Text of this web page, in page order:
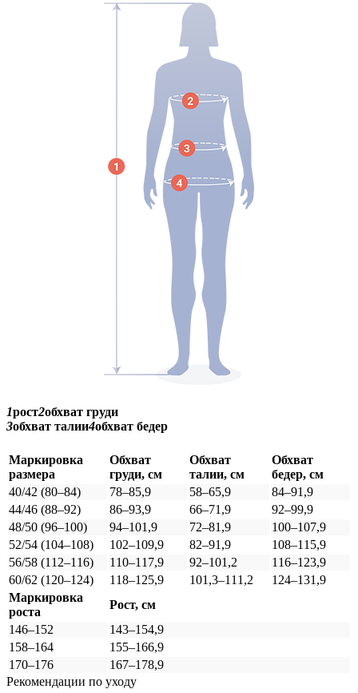
1рост2обхват груди
3обхват талии4обхват бедер
Маркировка
размера
Обхват
груди, см
Обхват
талии, см
Обхват
бедер, см
40/42 (80–84)
78–85,9 58–65,9
84–91,9
44/46 (88–92)
86–93,9 66–71,9
92–99,9
48/50 (96–100)
94–101,9 72–81,9
100–107,9
52/54 (104–108)
102–109,9 82–91,9
108–115,9
56/58 (112–116)
110–117,9 92–101,2
116–123,9
60/62 (120–124)
118–125,9 101,3–111,2
124–131,9
Маркировка
роста
Рост, см
146–152
143–154,9
158–164
155–166,9
170–176
167–178,9
Рекомендации по уходу